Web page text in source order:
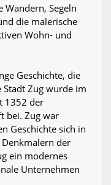
Segeln
die malerische
Wohn- und
Geschichte, die
Zug wurde im
1352 der
bei. Zug war
Geschichte sich in
der
ein modernes
Unternehmen